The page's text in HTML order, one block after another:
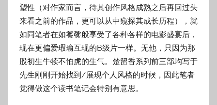
塑性（对作家而言，待其创作风格成熟之后再回过头
来看之前的作品，更可以从中窥探其成长历程），就
如同笔者在如饕餮般享受了各种各样的电影盛宴后，
现在更偏爱瑕瑜互现的B级片一样。无他，只因为那
股初生牛犊不怕虎的生气。楚留香系列前三部均写于
先生刚刚开始找到/展现个人风格的时候，因此笔者
觉得做这个读书笔记会特别有意思。